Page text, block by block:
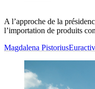
A l’approche de la
l’importation de produits
Magdalena Pistorius